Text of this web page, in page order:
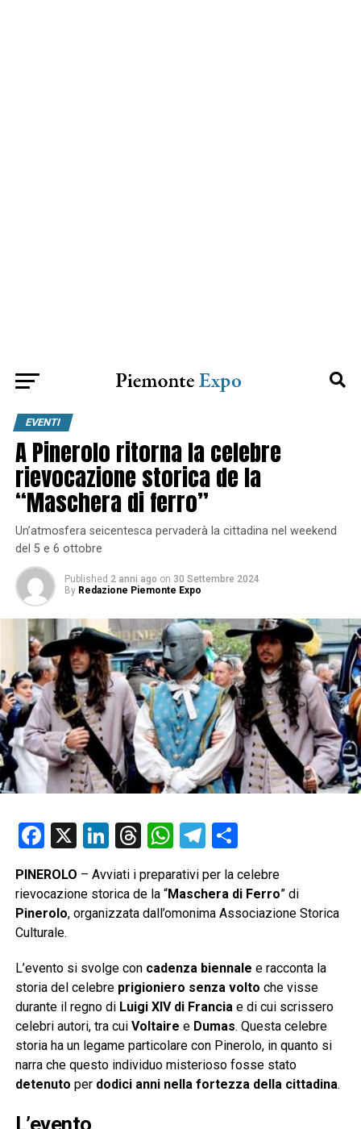
EVENTI
A Pinerolo ritorna la celebre
rievocazione storica de la
“Maschera di ferro”
Un’atmosfera seicentesca pervaderà la cittadina nel weekend
del 5 e 6 ottobre
Published 2 anni ago on 30 Settembre 2024
By Redazione Piemonte Expo
Facebook
X LinkedIn
Threads
WhatsApp
Telegram
Condividi
PINEROLO – Avviati i preparativi per la celebre
rievocazione storica de la “Maschera di Ferro” di
Pinerolo, organizzata dall’omonima Associazione Storica
Culturale.
L’evento si svolge con cadenza biennale e racconta la
storia del celebre prigioniero senza volto che visse
durante il regno di Luigi XIV di Franciae di cui scrissero
celebri autori, tra cui Voltaire e Dumas. Questa celebre
storia ha un legame particolare con Pinerolo, in quanto si
narra che questo individuo misterioso fosse stato
detenuto per dodici anni nella fortezza della cittadina.
L’evento